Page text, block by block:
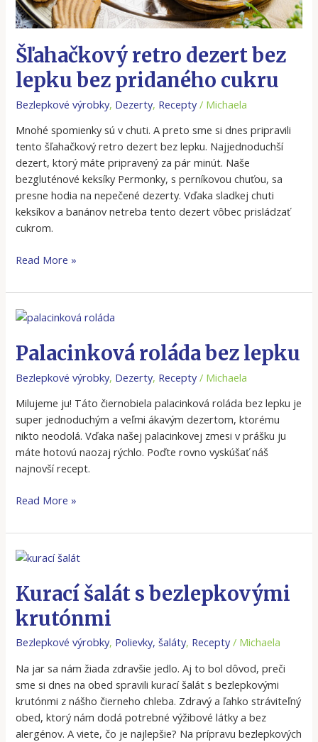
Šľahačkový retro dezert bez
lepku bez pridaného cukru
Bezlepkové výrobky, Dezerty, Recepty/ Michaela
Mnohé spomienky sú v chuti. A preto sme si dnes pripravili
tento šľahačkový retro dezert bez lepku. Najjednoduchší
dezert, ktorý máte pripravený za pár minút. Naše
bezgluténové keksíky Permonky, s perníkovou chuťou, sa
presne hodia na nepečené dezerty. Vďaka sladkej chuti
keksíkov a banánov netreba tento dezert vôbec prisládzať
cukrom.
Read More »
Palacinková roláda bez lepku
Bezlepkové výrobky, Dezerty, Recepty/ Michaela
Milujeme ju! Táto čiernobiela palacinková roláda bez lepku je
super jednoduchým a veľmi ákavým dezertom, ktorému
nikto neodolá. Vďaka našej palacinkovej zmesi v prášku ju
máte hotovú naozaj rýchlo. Poďte rovno vyskúšať náš
najnovší recept.
Palacinková
bez
lepku
Read More »
Kurací šalát s bezlepkovými
krutónmi
Bezlepkové výrobky, Polievky, šaláty, Recepty/ Michaela
Na jar sa nám žiada zdravšie jedlo. Aj to bol dôvod, preči
sme si dnes na obed spravili kurací šalát s bezlepkovými
krutónmi z nášho čierneho chleba. Zdravý a ľahko stráviteľný
obed, ktorý nám dodá potrebné výžibové látky a bez
alergénov. A viete, čo je najlepšie? Na prípravu bezlepkových
Kurací
s
bezlepkovými
krutónmi